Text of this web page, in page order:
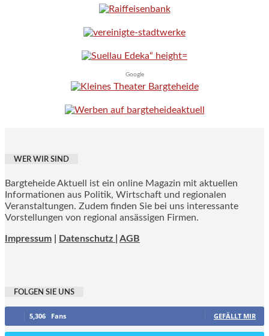
Google
WER WIR SIND
Bargteheide Aktuell ist ein online Magazin mit aktuellen
Informationen aus Politik, Wirtschaft und regionalen
Veranstaltungen. Zudem finden Sie bei uns interessante
Vorstellungen von regional ansässigen Firmen.
Impressum Datenschutz | AGB
FOLGEN SIE UNS
5,306 Fans GEFÄLLT MIR